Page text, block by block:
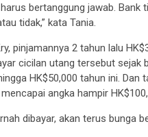
bertanggung jawab. Bank
tidak,” kata Tania.
pinjamannya 2 tahun lalu
cicilan utang tersebut sejak
HK$50,000 tahun ini.
angka hampir
dibayar, akan terus bunga